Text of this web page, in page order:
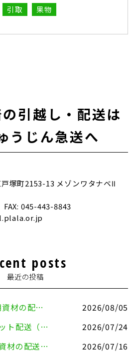
引取 果物
引越し・配送は
うじん急送へ
塚町2153-13 メゾンワタナベⅡ
FAX: 045-443-8843
posts
最近の投稿
2026年8月5日撮影用資材の配送（鎌倉市⇒港区）
2026/08/05
2026年7月20日スポット配送（横浜市金沢区⇒愛知県豊川市）
2026/07/24
2026年7月15日建設資材の配送（横浜市金沢区⇒横須賀市）
2026/07/16